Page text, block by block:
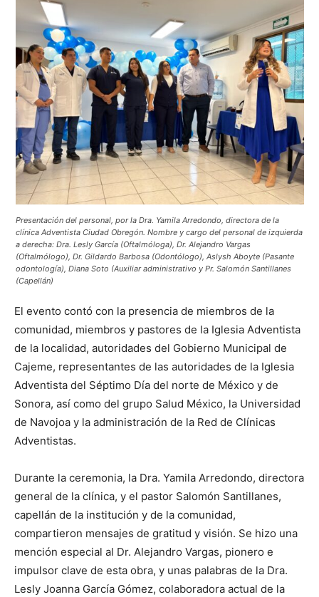
Presentación del personal, por la Dra. Yamila Arredondo, directora de la
clínica Adventista Ciudad Obregón. Nombre y cargo del personal de izquierda
a derecha: Dra. Lesly García (Oftalmóloga), Dr. Alejandro Vargas
(Oftalmólogo), Dr. Gildardo Barbosa (Odontólogo), Aslysh Aboyte (Pasante
odontología), Diana Soto (Auxiliar administrativo y Pr. Salomón Santillanes
(Capellán)
El evento contó con la presencia de miembros de la
comunidad, miembros y pastores de la Iglesia Adventista
de la localidad, autoridades del Gobierno Municipal de
Cajeme, representantes de las autoridades de la Iglesia
Adventista del Séptimo Día del norte de México y de
Sonora, así como del grupo Salud México, la Universidad
de Navojoa y la administración de la Red de Clínicas
Adventistas.
Durante la ceremonia, la Dra. Yamila Arredondo, directora
general de la clínica, y el pastor Salomón Santillanes,
capellán de la institución y de la comunidad,
compartieron mensajes de gratitud y visión. Se hizo una
mención especial al Dr. Alejandro Vargas, pionero e
impulsor clave de esta obra, y unas palabras de la Dra.
Lesly Joanna García Gómez, colaboradora actual de la